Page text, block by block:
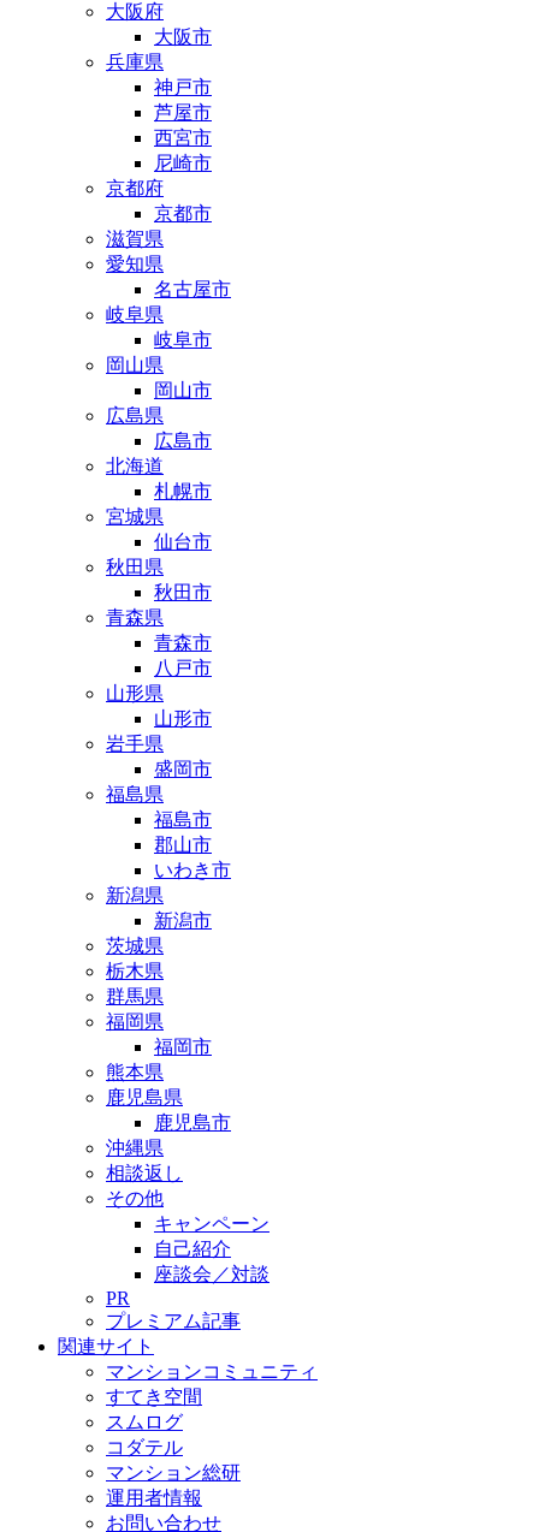
大阪府
大阪市
兵庫県
神戸市
芦屋市
西宮市
尼崎市
京都府
京都市
滋賀県
愛知県
名古屋市
岐阜県
岐阜市
岡山県
岡山市
広島県
広島市
北海道
札幌市
宮城県
仙台市
秋田県
秋田市
青森県
青森市
八戸市
山形県
山形市
岩手県
盛岡市
福島県
福島市
郡山市
いわき市
新潟県
新潟市
茨城県
栃木県
群馬県
福岡県
福岡市
熊本県
鹿児島県
鹿児島市
沖縄県
相談返し
その他
キャンペーン
自己紹介
座談会／対談
PR
プレミアム記事
関連サイト
マンションコミュニティ
すてき空間
スムログ
コダテル
マンション総研
運用者情報
お問い合わせ